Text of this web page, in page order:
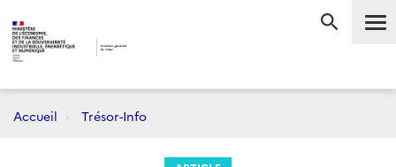
Accueil Trésor-Info